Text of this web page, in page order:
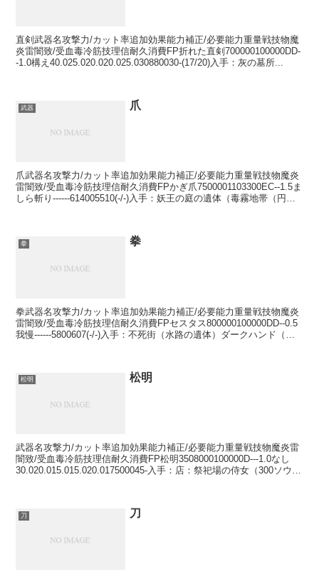
直剣武器名攻撃力/カット率追加効果能力補正/必要能力重量戦技物魔
炎雷闇致/受血毒冷筋技理信耐久消費FP折れた直剣700000100000DD-
-1.0構え40.025.020.020.025.030880030-(17/20)入手：灰の墓所...
武器 爪
爪武器名攻撃力/カット率追加効果能力補正/必要能力重量戦技物魔炎
雷闇致/受血毒冷筋技理信耐久消費FPかぎ爪7500001103300EC--1.5ま
しら斬り------614005510(-/-)入手：妖王の庭の遺体（毒霧地帯（円形
拳 拳
拳武器名攻撃力/カット率追加効果能力補正/必要能力重量戦技物魔炎
雷闇致/受血毒冷筋技理信耐久消費FPセスタス800000100000DD--0.5
我慢------5800607(-/-)入手：不死街（水路の遺体）ダークハンド（強
松明 松明
武器名攻撃力/カット率追加効果能力補正/必要能力重量戦技物魔炎雷
闇致/受血毒冷筋技理信耐久消費FP松明3508000100000D---1.0なし
30.020.015.015.020.017500045-入手：店：祭祀場の侍女（300ソウ
刀 刀